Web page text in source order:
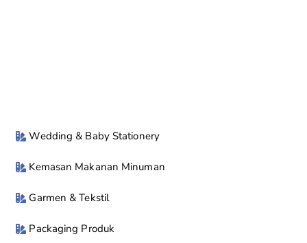
Wedding & Baby Stationery
Kemasan Makanan Minuman
Garmen & Tekstil
Packaging Produk